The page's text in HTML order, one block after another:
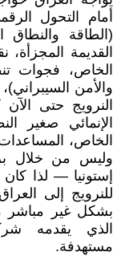
أمام التحول
(الطاقة والنطاق
القديمة
الخاص، فجوات
والأمن
النرويج حتى
الإنمائي صغير
الخاص،
وليس من خلال
إستونيا — لذا كان
للنرويج إلى
بشكل غير مباشر
الذي يقدمه
مستهدفة.